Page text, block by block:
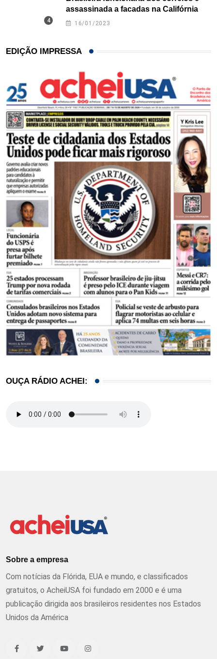
assassinada a facadas na Califórnia
16/01/2023
EDIÇÃO IMPRESSA
OUÇA RÁDIO ACHEI:
Sobre a empresa
Com notícias da Flórida, EUA e mundo, e classificados
gratuitos, o AcheiUSA foi fundado em 2000 e é uma
publicação dirigida aos brasileiros residentes nos Estados
Unidos da América